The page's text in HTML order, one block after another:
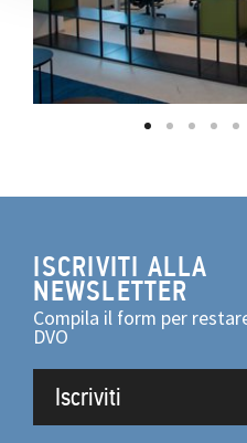
ISCRIVITI ALLA
NEWSLETTER
Compila il form per
DVO
Iscriviti